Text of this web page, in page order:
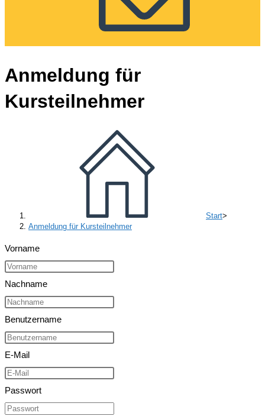
Anmeldung für
Kursteilnehmer
Start>
Anmeldung für Kursteilnehmer
Vorname
Nachname
Benutzername
E-Mail
Passwort